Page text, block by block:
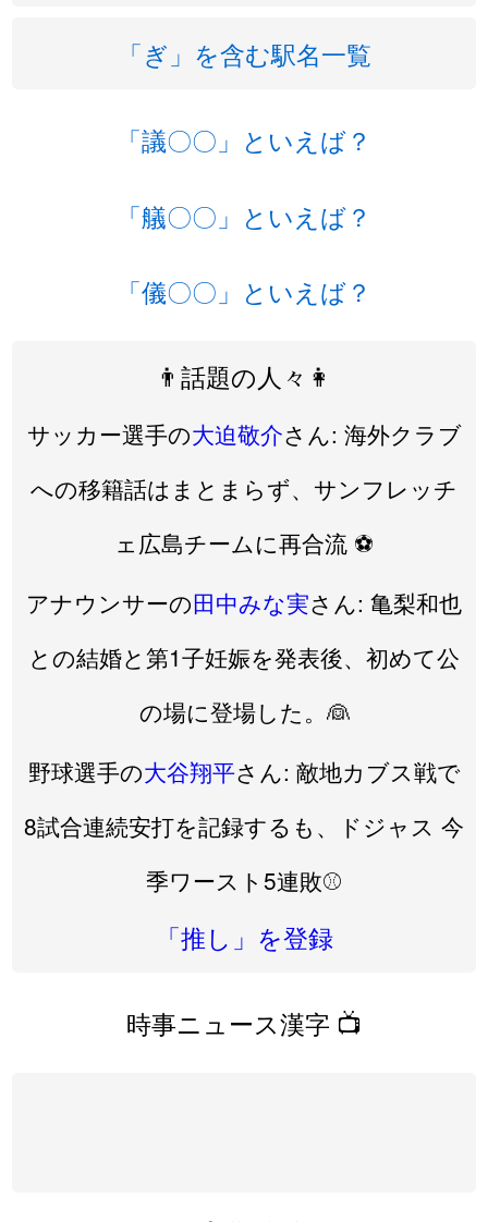
「ぎ」を含む駅名一覧
「議〇〇」といえば？
「艤〇〇」といえば？
「儀〇〇」といえば？
👨話題の人々👩
サッカー選手の大迫敬介さん: 海外クラブ
への移籍話はまとまらず、サンフレッチ
ェ広島チームに再合流 ⚽️
アナウンサーの田中みな実さん: 亀梨和也
との結婚と第1子妊娠を発表後、初めて公
の場に登場した。👰
野球選手の大谷翔平さん: 敵地カブス戦で
8試合連続安打を記録するも、ドジャス 今
季ワースト5連敗⚾️
「推し」を登録
時事ニュース漢字 📺